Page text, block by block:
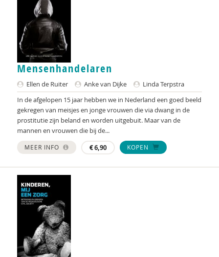
Maaike Brunekreef
Ellen de Ruiter
Martine F. Delfos
Tweede Kamer der Staten-Generaal
Johannes Dijkstra
Ireen Dubel
Renee Finkenflügel
Miranda Freriks
Mai Groenevelt
Gerda de Groot
Bernard ten Hag
Joep Hanrath
Mensenhandelaren
Ellen de Ruiter Anke van Dijke
Linda Terpstra
In de afgelopen 15 jaar hebben we in Nederland een goed beeld
gekregen van meisjes en jonge vrouwen die via dwang in de
prostitutie zijn beland en worden uitgebuit. Maar van de
mannen en vrouwen die bij de...
MEER INFO €6,90 KOPEN